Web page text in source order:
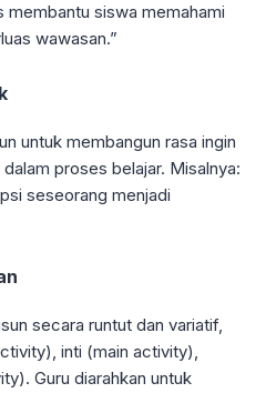
membantu siswa memahami
wawasan.”
untuk membangun rasa ingin
proses belajar. Misalnya:
seseorang menjadi
secara runtut dan variatif,
inti (main activity),
Guru diarahkan untuk